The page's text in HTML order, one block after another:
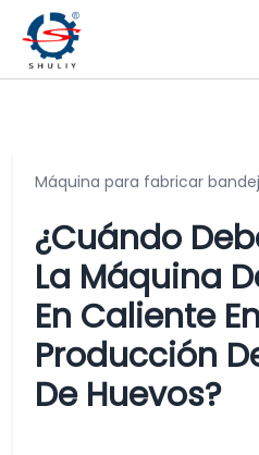
Máquina para fabricar
¿Cuándo
La Máquina
En Caliente
Producción
De Huevos?